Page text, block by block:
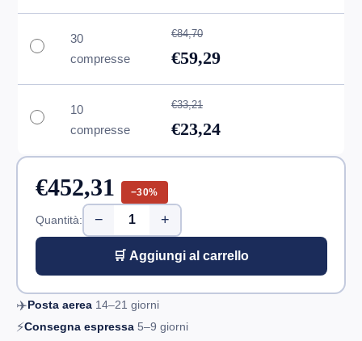
30
compresse
€84,70
€59,29
10
compresse
€33,21
€23,24
€452,31 −30%
Quantità: − +
🛒 Aggiungi al carrello
✈️Posta aerea 14–21 giorni
⚡Consegna espressa 5–9 giorni